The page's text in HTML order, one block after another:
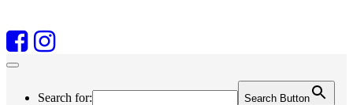
Search for: Search Button